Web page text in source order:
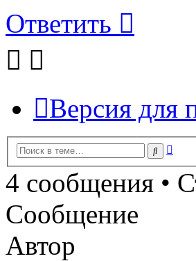
Ответить
Версия для
Поиск
4 сообщения •
Сообщение
Автор